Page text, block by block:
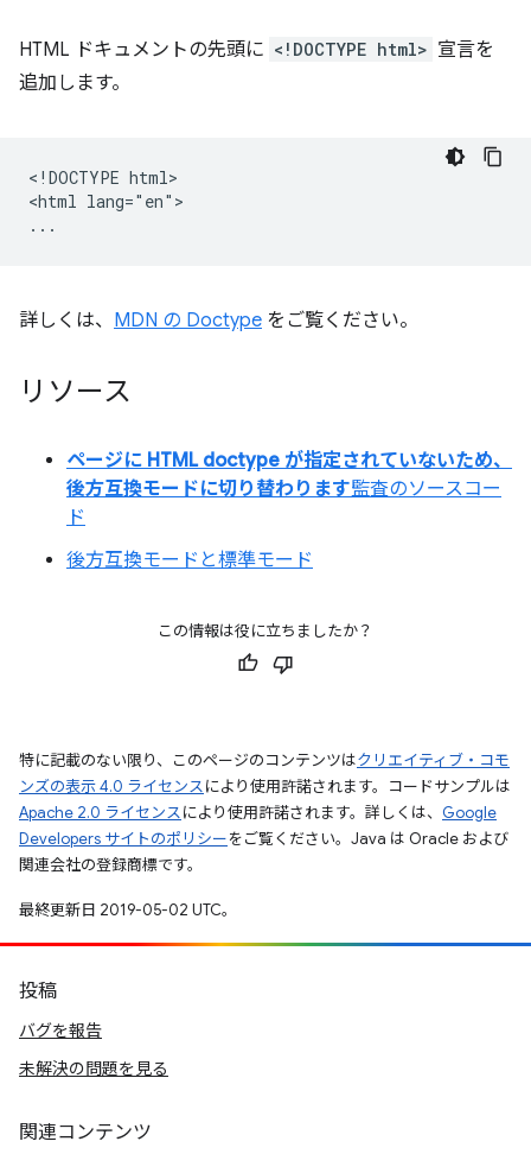
HTML ドキュメントの先頭に <!DOCTYPE html> 宣言を
追加します。
<!DOCTYPE html>
<html lang="en">
詳しくは、 MDN の Doctype をご覧ください。
リソース
ページに HTML doctype が指定されていないため、
後方互換モードに切り替わります監査のソースコー
ド
後方互換モードと標準モード
この情報は役に立ちましたか？
特に記載のない限り、このページのコンテンツはクリエイティブ・コモ
ンズの表示 4.0 ライセンスにより使用許諾されます。コードサンプルは
Apache 2.0 ライセンスにより使用許諾されます。詳しくは、 Google
Developers サイトのポリシーをご覧ください。Java は Oracle および
関連会社の登録商標です。
最終更新日 2019-05-02 UTC。
投稿
バグを報告
未解決の問題を見る
関連コンテンツ